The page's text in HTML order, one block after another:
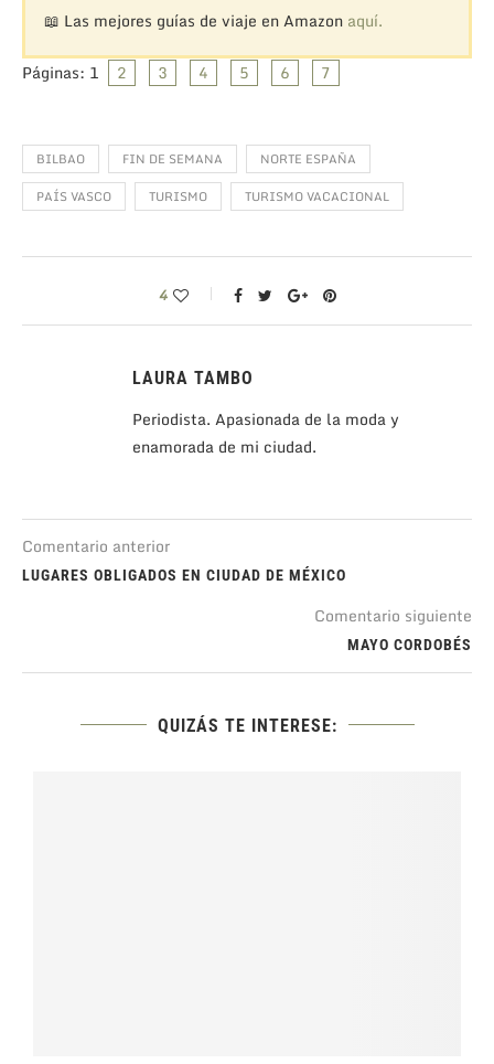
📖 Las mejores guías de viaje en Amazon aquí.
Páginas: 1 2 3 4 5 6 7
BILBAO FIN DE SEMANA
NORTE ESPAÑA
PAÍS VASCO
TURISMO TURISMO VACACIONAL
4
LAURA TAMBO
Periodista. Apasionada de la moda y
enamorada de mi ciudad.
Comentario anterior
LUGARES OBLIGADOS EN CIUDAD DE MÉXICO
Comentario siguiente
MAYO CORDOBÉS
QUIZÁS TE INTERESE: